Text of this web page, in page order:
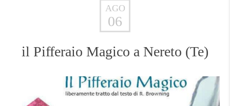
AGO
06
il Pifferaio Magico a Nereto (Te)